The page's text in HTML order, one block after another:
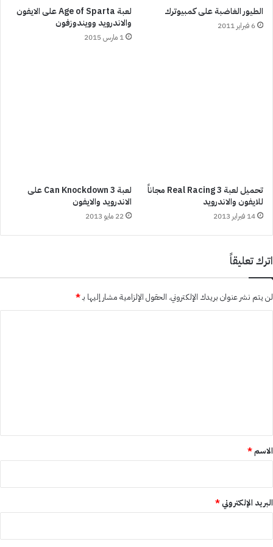
الطيور الغاضبة على كمبيوترك
6 فبراير 2011
لعبة Age of Sparta على الايفون
والاندرويد وويندوزفون
1 مارس 2015
تحميل لعبة Real Racing 3 مجاناً
للايفون والاندرويد
14 فبراير 2013
لعبة Can Knockdown 3 على
الاندرويد والايفون
22 مايو 2013
اترك تعليقاً
لن يتم نشر عنوان بريدك الإلكتروني. الحقول الإلزامية مشار إليها بـ*
*
الاسم*
البريد الإلكتروني*